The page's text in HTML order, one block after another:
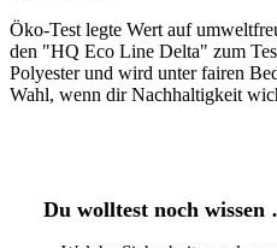
Öko-Test legte Wert auf
den "HQ Eco Line Delta" zum
Polyester und wird unter fairen
Wahl, wenn dir Nachhaltigkeit
Du wolltest noch